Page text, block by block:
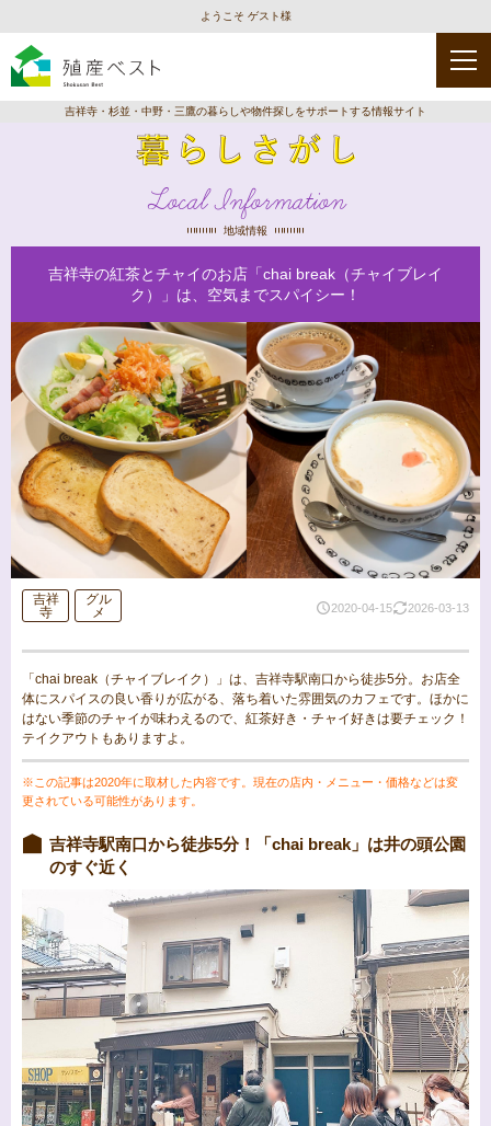
ようこそ ゲスト様
吉祥寺・杉並・中野・三鷹の暮らしや物件探しをサポートする情報サイト
Local Information
地域情報
吉祥寺の紅茶とチャイのお店「chai break（チャイブレイ
ク）」は、空気までスパイシー！
吉祥
寺
グル
メ
2020-04-15 2026-03-13
「chai break（チャイブレイク）」は、吉祥寺駅南口から徒歩5分。お店全
体にスパイスの良い香りが広がる、落ち着いた雰囲気のカフェです。ほかに
はない季節のチャイが味わえるので、紅茶好き・チャイ好きは要チェック！
テイクアウトもありますよ。
※この記事は2020年に取材した内容です。現在の店内・メニュー・価格などは変
更されている可能性があります。
吉祥寺駅南口から徒歩5分！「chai break」は井の頭公園
のすぐ近く